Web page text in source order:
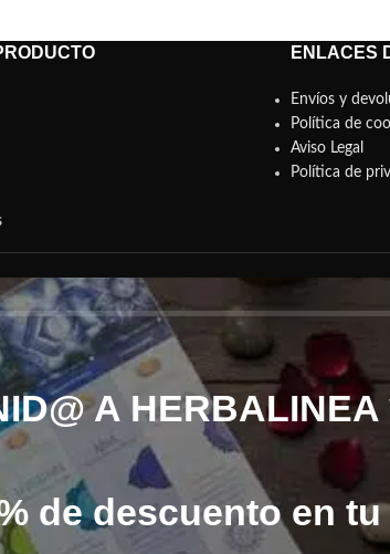
ENLACES
Envíos y
Política de
Aviso Legal
Política de
A HERBALINEA
de descuento en